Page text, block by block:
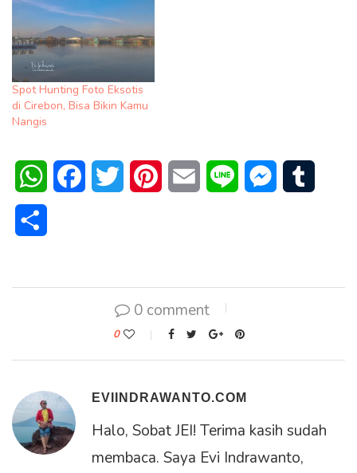
Spot Hunting Foto Eksotis
di Cirebon, Bisa Bikin Kamu
Nangis
WhatsAppFacebookTwitter PinterestEmail Line Messenger
0 comment
0
EVIINDRAWANTO.COM
Halo, Sobat JEI! Terima kasih sudah
membaca. Saya Evi Indrawanto,